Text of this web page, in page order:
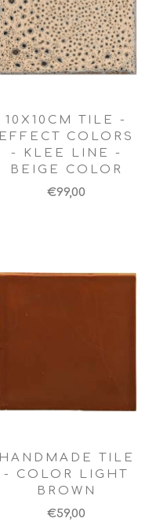
10X10CM TILE -
EFFECT COLORS
- KLEE LINE -
BEIGE COLOR
€99,00
HANDMADE TILE
- COLOR LIGHT
BROWN
€59,00